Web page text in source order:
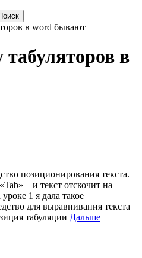
в word бывают
табуляторов в
позиционирования текста.
– и текст отскочит на
1 я дала такое
для выравнивания текста
табуляции Дальше